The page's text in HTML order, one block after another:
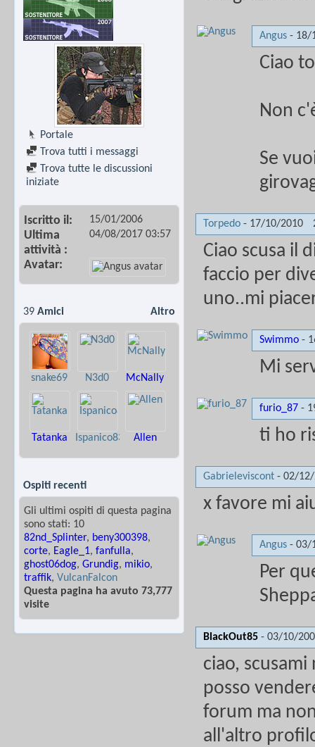
Portale
Trova tutti i messaggi
Trova tutte le discussioni
iniziate
Iscritto il 15/01/2006
Ultima
attività
04/08/2017 03:57
Avatar
Altro
39 Amici
snake69 N3d0 McNally
Tatanka Ispanico83 Allen
Ospiti recenti
Gli ultimi ospiti di questa pagina
sono stati: 10
82nd_Splinter, beny300398,
corte, Eagle_1, fanfulla,
ghost06dog, Grundig, mikio,
traffik, VulcanFalcon
Questa pagina ha avuto 73,777
visite
Angus - 18/
Ciao
Non
Se
Torpedo - 17/10/2010
Ciao scusa il
faccio per
uno..mi
Swimmo -
Mi
furio_87 -
ti ho
Gabrieleviscont - 02/
x favore mi
Angus - 03/
Per
BlackOut85 - 03/10/
ciao,
posso
forum ma
all'altro